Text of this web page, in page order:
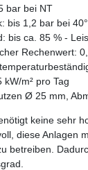
bar bei NT
bis 1,2 bar bei
bis ca. 85 % -
Rechenwert:
kW/m² pro Tag
Ø 25 mm,
keine sehr
diese Anlagen
betreiben.